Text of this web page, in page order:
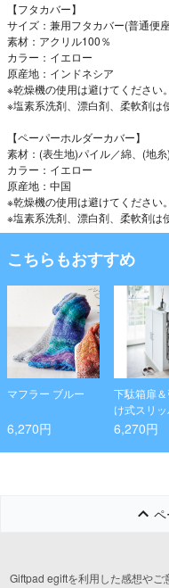
【フタカバー】
サイズ：兼用フタカバー(普通便
素材：アクリル100％
カラー：イエロー
原産地：インドネシア
※乾燥機の使用は避けてください。
※塩素系洗剤、漂白剤、柔軟剤は
【ペーパーホルダーカバー】
素材：(表生地)パイル／綿、(地
カラー：イエロー
原産地：中国
※乾燥機の使用は避けてください。
※塩素系洗剤、漂白剤、柔軟剤は
こちらもおすすめ
マフラー ブルー
6,270円
下駄箱扉
け式スリ
ク タワー
6,270円
Giftpad egiftを利用した感想やご